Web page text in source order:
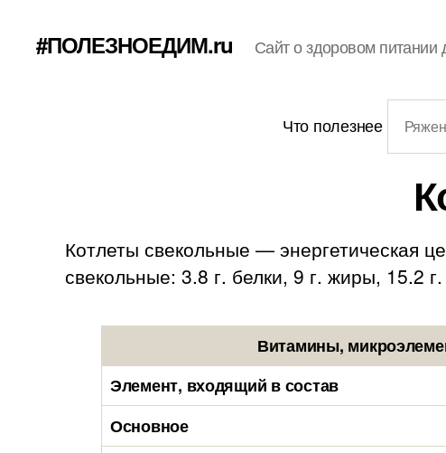
#ПОЛЕЗНОЕДИМ.ru Сайт о здоровом питании
Что полезнее
Котлеты свекольные — энергетическая
свекольные: 3.8 г. белки, 9 г. жиры, 15.2
Витамины,
Элемент, входящий в состав
Основное